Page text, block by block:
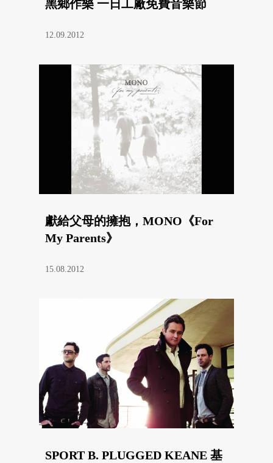
黑鄉作樂 一日工廠免費音樂節
12.09.2012
獻給父母的擁抱，MONO《For
My Parents》
15.08.2012
SPORT B. PLUGGED KEANE 基